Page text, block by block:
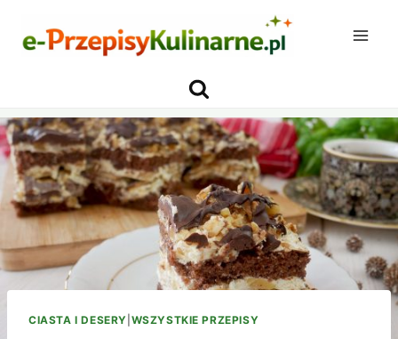
CIASTA I DESERY WSZYSTKIE PRZEPISY